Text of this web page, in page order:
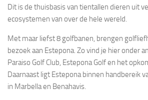
Dit is de thuisbasis van tientallen dieren uit
ecosystemen van over de hele wereld.
Met maar liefst 8 golfbanen, brengen
bezoek aan Estepona. Zo vind je hier onder
Paraiso Golf Club, Estepona Golf en het
Daarnaast ligt Estepona binnen handbereik
in Marbella en Benahavis.